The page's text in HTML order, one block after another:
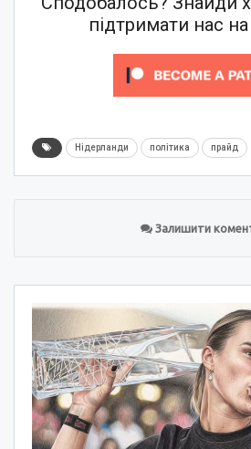
підтримати нас
Нідерланди політика прайд
Залишити